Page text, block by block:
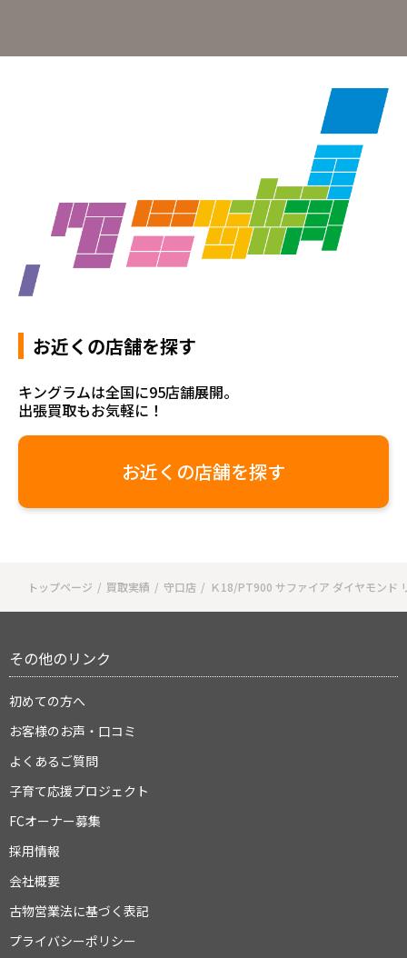
お近くの店舗を探す
キングラムは全国に95店舗展開。
出張買取もお気軽に！
お近くの店舗を探す
トップページ 買取実績 守口店 Ｋ18/PT900 サファイア ダイヤモンド
その他のリンク
初めての方へ
お客様のお声・口コミ
よくあるご質問
子育て応援プロジェクト
FCオーナー募集
採用情報
会社概要
古物営業法に基づく表記
プライバシーポリシー